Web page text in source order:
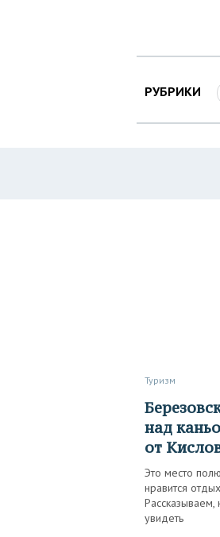
РУБРИКИ
Туризм
Березовское ущелье: прогулка
над
от
Это место
нравится
Рассказываем,
увидеть